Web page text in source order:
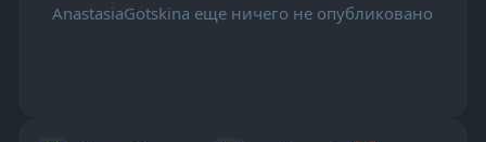
AnastasiaGotskina еще ничего не опубликовано